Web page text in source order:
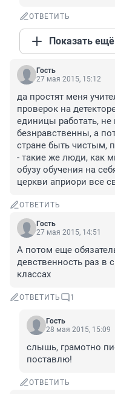
ОТВЕТИТЬ
Показать
Гость
27 мая 2015, 15:12
да простят меня
проверок на
единицы работать, не
безнравственны, а
стране быть чистым,
- такие же люди, как
обузу обучения на
церкви априори все
ОТВЕТИТЬ
Гость
27 мая 2015, 14:51
А потом еще
девственность раз в
классах
ОТВЕТИТЬ 1
Гость
28 мая 2015, 15:09
слышь, грамотно
поставлю!
ОТВЕТИТЬ